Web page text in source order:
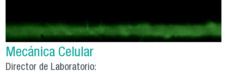
Mecánica Celular
Director de Laboratorio: